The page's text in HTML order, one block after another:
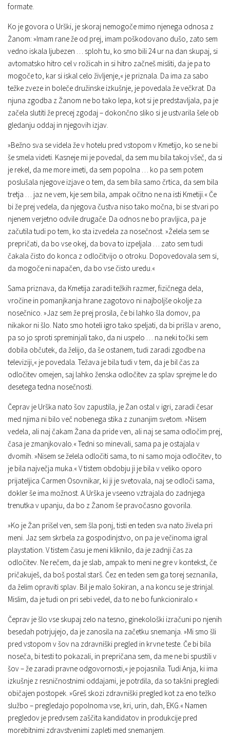
formate.
Ko je govora o Urški, je skoraj nemogoče mimo njenega odnosa z
Žanom: »Imam rane že od prej, imam poškodovano dušo, zato sem
vedno iskala ljubezen … sploh tu, ko smo bili 24 ur na dan skupaj, si
avtomatsko hitro cel v rožicah in si hitro začneš misliti, da je pa to
mogoče to, kar si iskal celo življenje,« je priznala. Da ima za sabo
težke zveze in boleče družinske izkušnje, je povedala že večkrat. Da
njuna zgodba z Žanom ne bo tako lepa, kot si je predstavljala, pa je
začela slutiti že precej zgodaj – dokončno sliko si je ustvarila šele ob
gledanju oddaj in njegovih izjav.
»Bežno sva se videla že v hotelu pred vstopom v Kmetijo, ko se ne bi
še smela videti. Kasneje mi je povedal, da sem mu bila takoj všeč, da si
je rekel, da me more imeti, da sem popolna … ko pa sem potem
poslušala njegove izjave o tem, da sem bila samo črtica, da sem bila
tretja … jaz ne vem, kje sem bila, ampak očitno ne na isti Kmetiji.« Če
bi že prej vedela, da njegova čustva niso tako močna, bi se stvari po
njenem verjetno odvile drugače. Da odnos ne bo pravljica, pa je
začutila tudi po tem, ko sta izvedela za nosečnost. »Želela sem se
prepričati, da bo vse okej, da bova to izpeljala … zato sem tudi
čakala čisto do konca z odločitvijo o otroku. Dopovedovala sem si,
da mogoče ni napačen, da bo vse čisto uredu.«
Sama priznava, da Kmetija zaradi težkih razmer, fizičnega dela,
vročine in pomanjkanja hrane zagotovo ni najboljše okolje za
nosečnico. »Jaz sem že prej prosila, če bi lahko šla domov, pa
nikakor ni šlo. Nato smo hoteli igro tako speljati, da bi prišla v areno,
pa so jo sproti spreminjali tako, da ni uspelo … na neki točki sem
dobila občutek, da želijo, da še ostanem, tudi zaradi zgodbe na
televiziji,« je povedala. Težava je bila tudi v tem, da je bil čas za
odločitev omejen, saj lahko ženska odločitev za splav sprejme le do
desetega tedna nosečnosti.
Čeprav je Urška nato šov zapustila, je Žan ostal v igri, zaradi česar
med njima ni bilo več nobenega stika z zunanjim svetom. »Nisem
vedela, ali naj čakam Žana da pride ven, ali naj se sama odločim prej,
časa je zmanjkovalo.« Tedni so minevali, sama pa je ostajala v
dvomih. »Nisem se želela odločiti sama, to ni samo moja odločitev, to
je bila največja muka.« V tistem obdobju ji je bila v veliko oporo
prijateljica Carmen Osovnikar, ki ji je svetovala, naj se odloči sama,
dokler še ima možnost. A Urška je vseeno vztrajala do zadnjega
trenutka v upanju, da bo z Žanom še pravočasno govorila.
»Ko je Žan prišel ven, sem šla ponj, tisti en teden sva nato živela pri
meni. Jaz sem skrbela za gospodinjstvo, on pa je večinoma igral
playstation. V tistem času je meni kliknilo, da je zadnji čas za
odločitev. Ne rečem, da je slab, ampak to meni ne gre v kontekst, če
pričakuješ, da boš postal starš. Čez en teden sem ga torej seznanila,
da želim opraviti splav. Bil je malo šokiran, a na koncu se je strinjal.
Mislim, da je tudi on pri sebi vedel, da to ne bo funkcioniralo.«
Čeprav je šlo vse skupaj zelo na tesno, ginekološki izračuni po njenih
besedah potrjujejo, da je zanosila na začetku snemanja. »Mi smo šli
pred vstopom v šov na zdravniški pregled in krvne teste. Če bi bila
noseča, bi testi to pokazali, in prepričana sem, da me ne bi spustili v
šov – že zaradi pravne odgovornosti,« je pojasnila. Tudi Anja, ki ima
izkušnje z resničnostnimi oddajami, je potrdila, da so takšni pregledi
običajen postopek. »Greš skozi zdravniški pregled kot za eno težko
službo – pregledajo popolnoma vse, kri, urin, dah, EKG.« Namen
pregledov je predvsem zaščita kandidatov in produkcije pred
morebitnimi zdravstvenimi zapleti med snemanjem.